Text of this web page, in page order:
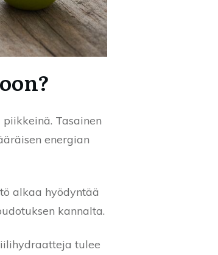
Tasainen
energian
alkaa hyödyntää
kannalta.
tulee